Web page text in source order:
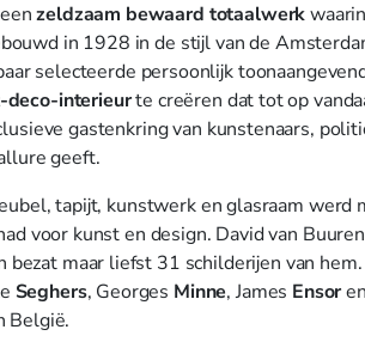
zeldzaam bewaard totaalwerk
in 1928 in de stijl van de
selecteerde persoonlijk
interieurte creëren dat tot op
gastenkring van kunstenaars,
geeft.
tapijt, kunstwerk en glasraam werd
voor kunst en design. David van
bezat maar liefst 31 schilderijen van
Seghers, Georges Minne, James Ensor
België.